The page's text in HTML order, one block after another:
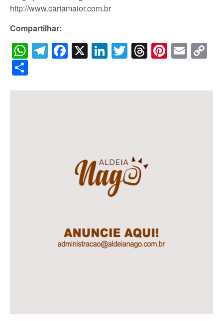
http://www.cartamaior.com.br
Compartilhar:
WhatsApp
Telegram
Facebook
X LinkedIn
Twitter
Threads